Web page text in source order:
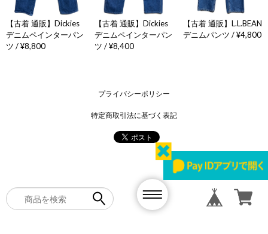
【古着 通販】Dickies
デニムペインターパン
ツ / ¥8,800
【古着 通販】Dickies
デニムペインターパン
ツ / ¥8,400
【古着 通販】L.L.BEAN
デニムパンツ / ¥4,800
プライバシーポリシー
特定商取引法に基づく表記